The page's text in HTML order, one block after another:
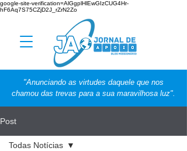
google-site-verification=AlGgplHlEwGIzCUG4Hr-
hF6Aq7S75CZjD2J_rZrN2Zo
"Anunciando as virtudes daquele que nos
chamou das trevas para a sua maravilhosa luz".
Post
Todas Notícias